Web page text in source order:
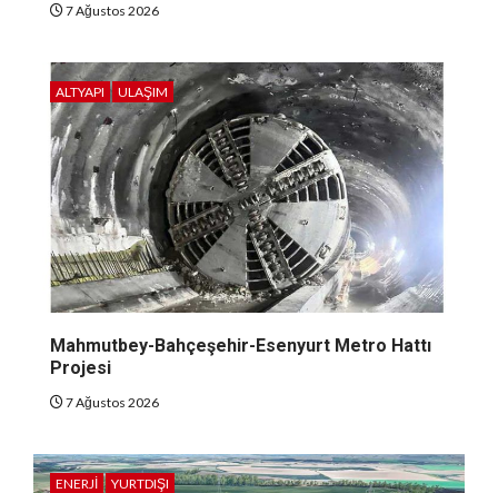
7 Ağustos 2026
ALTYAPI ULAŞIM
Mahmutbey-Bahçeşehir-Esenyurt Metro Hattı
Projesi
7 Ağustos 2026
ENERJI YURTDIŞI